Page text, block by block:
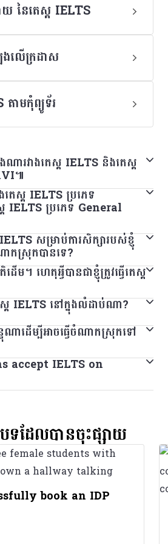
យ នៃតេស្ត IELTS
លើក្រដាស
តាមកុំព្យូទ័រ
ណារវាងតេស្ត IELTS និងតេស្ត
៕
សម្រាប់ UKVI គឺជាតេស្តតែមួយ
ារដាក់ពិន្ទុ និងកម្រិតនៃការលំបាក។ ភាព
ត IELTS សម្រាប់ UKVI ត្រូវបាន
ៃចក្រភពអង់គ្លេសសម្រាប់គោលបំណង
ណាកស្រុក។
សម្រាប់ UKVI ក្រដាសរបាយការណ៍
បន្តួចដើម្បីបង្ហាញថា អ្នកបានធ្វើតេស្ត
ឯមជ្ឈមណ្ឌលធ្វើតេស្តដែលបាន
ងតេស្ត IELTS ប្រភេទ
IELTS ប្រភេទ General
សិក្សានៅគ្រឹះស្ថានឧត្តមសិក្សា ឬស្វែងរក
រទេសដែលនិយាយភាសាអង់គ្លេស អ្នក
ត IELTS ប្រភេទ ​Academic។
មើលទៅលើសមត្ថភាពប្រើ
នៅក្នុងបរិយាកាសការងារ ឬសង្គម។
ៅសិក្សានៅអនុវិទ្យាល័យ ចុះឈ្មោះចូល
ាស់ប្តូរទីលំនៅទៅធ្វើការនៅបរទេស ឬធ្វើ
ាដា អូស្រ្តាលី ណូវែលសេឡង់ ចក្រភព
នកប្រហែលជាត្រូវធ្វើតេស្ត IELTS
។
សម្រាប់ការសិក្សារបស់ខ្ញុំ
កស្រុកបានទេ?
ងតេស្តនៃការបណ្តុះបណ្តាលទូទៅជា
ពីរប្រភេទ សម្រាប់គោលបំណងពីរផ្សេង
នួនអាចទទួលយកលទ្ធផលតេស្តសម្រាប់ការ
ទូទៅបាន ការសម្រេចចិត្តនេះ
។ អ្នកនឹងត្រូវទាក់ទងស្ថាប័នជាក់លាក់
ែម។
ម។ ហេតុអ្វីបានជាខ្ញុំត្រូវធ្វើតេស្ត
រាប់ការចូលរៀនវគ្គសិក្សាដែលអ្នកចង់
ក៏ត្រូវបានប្រើនៅក្នុងប្រទេសជាច្រើនដែល
ការធ្វើចំណាកស្រុករបស់ពួកគេ។ ប្រសិនបើ
នកត្រូវការធ្វើតេស្ត IELTS ឬអំពីពិន្ទុ
ស្ថាប័នដែលអ្នកកំពុងដាក់ពាក្យ។ ពួកគេ
ៀតរួមទាំងថាតើអ្នកនិយាយជាជនជាតិដើម
ែត្រូវត្រៀមសម្រាប់ការធ្វើតេស្ត។
ត IELTS នៅក្នុងលំដាប់ណា?
ែលធ្វើតេស្តតាមកុំព្យូទ័រ អ្នកនឹងធ្វើតេ
ថ្ងៃតែមួយ៖ តេស្តការស្តាប់ ការអាន
តេស្តការស្តាប់មុន ឬក្រោយបញ្ចប់ម៉ោងធ្វើ
រសេរ ការអាន និង ការស្តាប់។
តការនិយាយអាចធ្វើបាននៅថ្ងៃតែមួយ
ឬក្រោយកាលបរិច្ឆេទធ្វើតេស្ត។
ទុណាដើម្បីអាចធ្វើចំណាកស្រុកទៅ
ដើម្បីធ្វើចំណាកស្រុកទៅប្រទេសជាក់លាក់
IELTS on
as the former paper-based
ដែលបានចុះផ្សាយ
book an IDP